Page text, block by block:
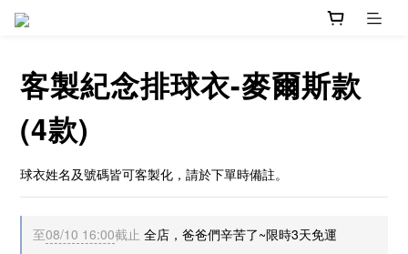
客製紀念排球衣-麥爾斯款
(4款)
球衣姓名及號碼皆可客製化，請於下單時備註。
至08/10 16:00截止 全店，爸爸們辛苦了~限時3天免運